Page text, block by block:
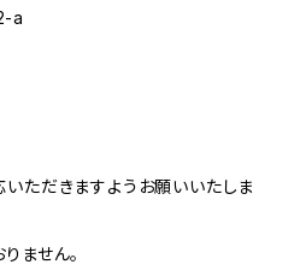
a
いただきますようお願いいたしま
ません。